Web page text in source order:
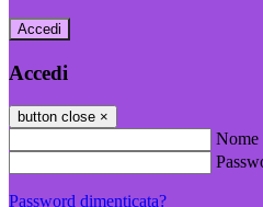
Accedi
Accedi
button close ×
Nome
Password dimenticata?